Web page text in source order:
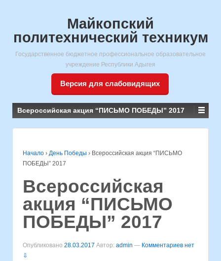
Майкопский
политехнический техникум
Государственное бюджетное профессиональное образовательное
учреждение Республики Адыгея
Версия для слабовидящих
Всероссийская акция “ПИСЬМО ПОБЕДЫ” 2017
Начало › День Победы › Всероссийская акция “ПИСЬМО
ПОБЕДЫ” 2017
Всероссийская
акция “ПИСЬМО
ПОБЕДЫ” 2017
Опубликовано 28.03.2017 Автор: admin — Комментариев нет
⇩